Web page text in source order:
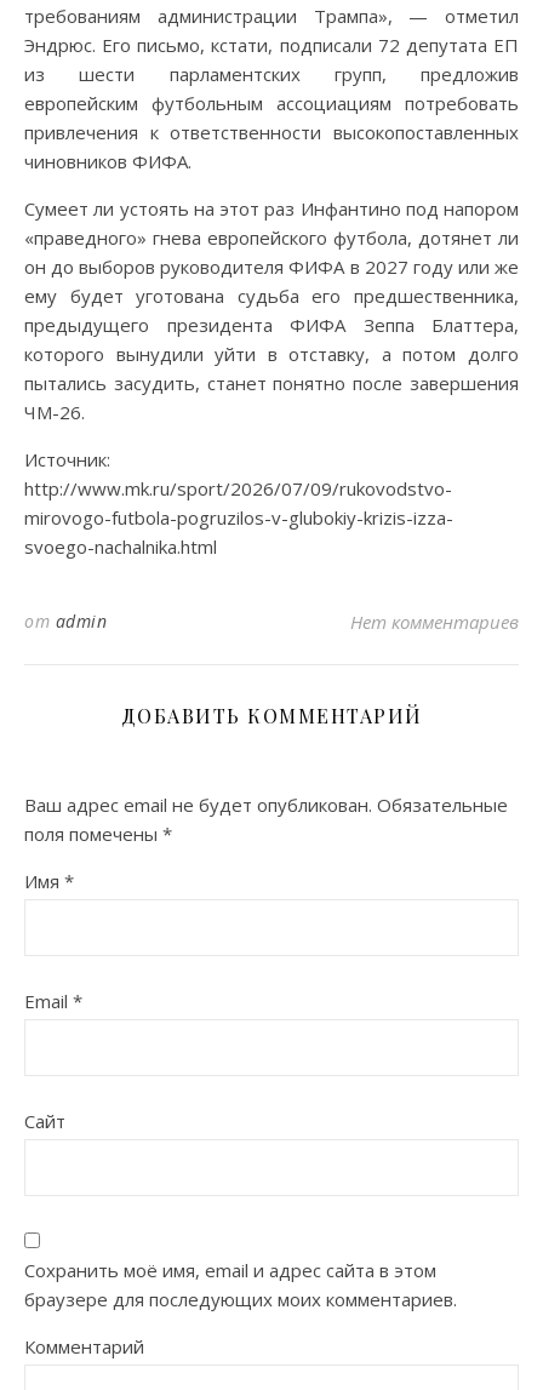
требованиям администрации Трампа», — отметил
Эндрюс. Его письмо, кстати, подписали 72 депутата ЕП
из шести парламентских групп, предложив
европейским футбольным ассоциациям потребовать
привлечения к ответственности высокопоставленных
чиновников ФИФА.
Сумеет ли устоять на этот раз Инфантино под напором
«праведного» гнева европейского футбола, дотянет ли
он до выборов руководителя ФИФА в 2027 году или же
ему будет уготована судьба его предшественника,
предыдущего президента ФИФА Зеппа Блаттера,
которого вынудили уйти в отставку, а потом долго
пытались засудить, станет понятно после завершения
ЧМ-26.
Источник:
http://www.mk.ru/sport/2026/07/09/rukovodstvo-
mirovogo-futbola-pogruzilos-v-glubokiy-krizis-izza-
svoego-nachalnika.html
от admin Нет комментариев
ДОБАВИТЬ КОММЕНТАРИЙ
Ваш адрес email не будет опубликован. Обязательные
поля помечены *
Имя *
Email *
Сайт
Сохранить моё имя, email и адрес сайта в этом
браузере для последующих моих комментариев.
Комментарий